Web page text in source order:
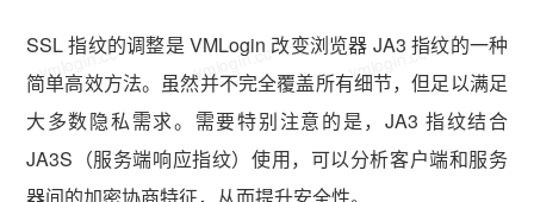
SSL 指纹的调整是 VMLogin 改变浏览器 JA3 指纹的一种
简单高效方法。虽然并不完全覆盖所有细节，但足以满足
大多数隐私需求。需要特别注意的是，JA3 指纹结合
JA3S（服务端响应指纹）使用，可以分析客户端和服务
vmlogin.cc vmlogin.cc vmlogin.cc